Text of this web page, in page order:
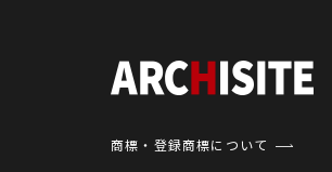
商標・登録商標について